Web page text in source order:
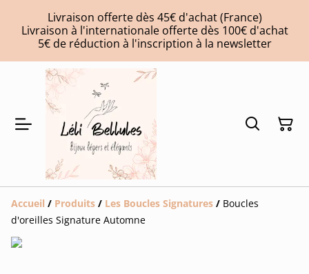
Livraison offerte dès 45€ d'achat (France)
Livraison à l'internationale offerte dès 100€ d'achat
5€ de réduction à l'inscription à la newsletter
Accueil / Produits / Les Boucles Signatures / Boucles
d'oreilles Signature Automne